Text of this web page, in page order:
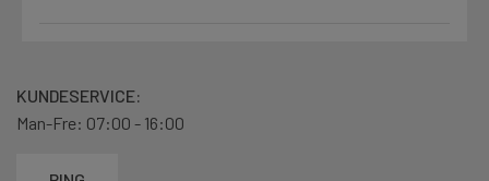
KUNDESERVICE:
Man-Fre: 07:00 - 16:00